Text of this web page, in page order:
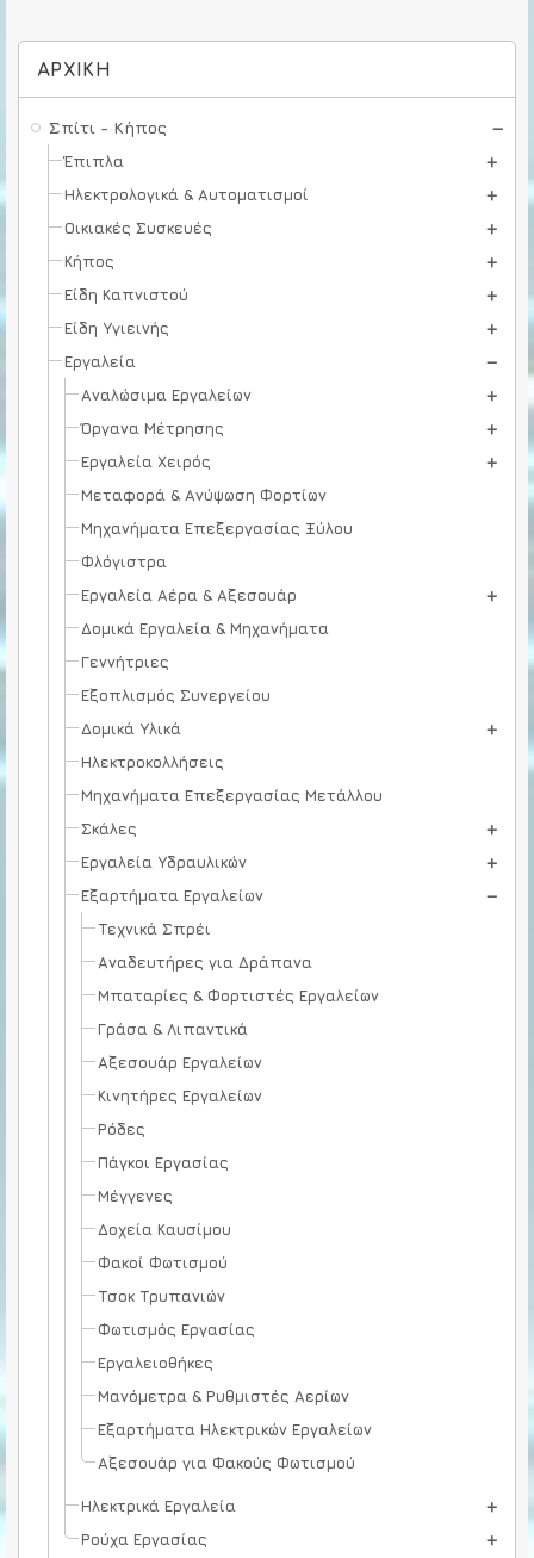
ΑΡΧΙΚΉ
Σπίτι - Κήπος
Έπιπλα
Ηλεκτρολογικά & Αυτοματισμοί
Οικιακές Συσκευές
Κήπος
Είδη Καπνιστού
Είδη Υγιεινής
Εργαλεία
Αναλώσιμα Εργαλείων
Όργανα Μέτρησης
Εργαλεία Χειρός
Μεταφορά & Ανύψωση Φορτίων
Μηχανήματα Επεξεργασίας Ξύλου
Φλόγιστρα
Εργαλεία Αέρα & Αξεσουάρ
Δομικά Εργαλεία & Μηχανήματα
Γεννήτριες
Εξοπλισμός Συνεργείου
Δομικά Υλικά
Ηλεκτροκολλήσεις
Μηχανήματα Επεξεργασίας Μετάλλου
Σκάλες
Εργαλεία Υδραυλικών
Εξαρτήματα Εργαλείων
Τεχνικά Σπρέι
Αναδευτήρες για Δράπανα
Μπαταρίες & Φορτιστές Εργαλείων
Γράσα & Λιπαντικά
Αξεσουάρ Εργαλείων
Κινητήρες Εργαλείων
Ρόδες
Πάγκοι Εργασίας
Μέγγενες
Δοχεία Καυσίμου
Φακοί Φωτισμού
Τσοκ Τρυπανιών
Φωτισμός Εργασίας
Εργαλειοθήκες
Μανόμετρα & Ρυθμιστές Αερίων
Εξαρτήματα Ηλεκτρικών Εργαλείων
Αξεσουάρ για Φακούς Φωτισμού
Ηλεκτρικά Εργαλεία
Ρούχα Εργασίας